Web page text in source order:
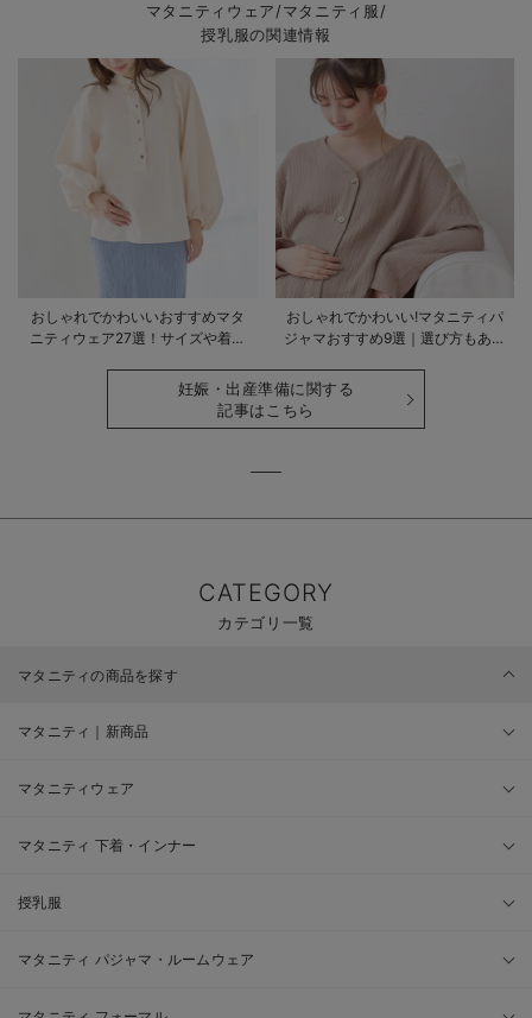
マタニティウェア/マタニティ服/
授乳服の関連情報
おしゃれでかわいいおすすめマタ
ニティウェア27選！サイズや着る
おしゃれでかわいい!マタニティパ
ジャマおすすめ9選｜選び方もあわ
妊娠・出産準備に関する
記事はこちら
CATEGORY
カテゴリ一覧
マタニティの商品を探す
マタニティ｜新商品
マタニティウェア
マタニティ 下着・インナー
授乳服
マタニティ パジャマ・ルームウェア